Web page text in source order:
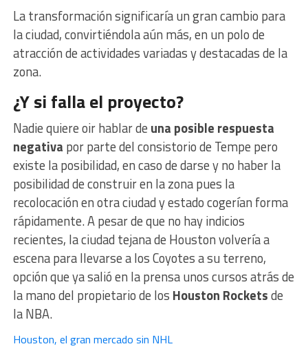
La transformación significaría un gran cambio para
la ciudad, convirtiéndola aún más, en un polo de
atracción de actividades variadas y destacadas de la
zona.
¿Y si falla el proyecto?
Nadie quiere oir hablar de una posible respuesta
negativa por parte del consistorio de Tempe pero
existe la posibilidad, en caso de darse y no haber la
posibilidad de construir en la zona pues la
recolocación en otra ciudad y estado cogerían forma
rápidamente. A pesar de que no hay indicios
recientes, la ciudad tejana de Houston volvería a
escena para llevarse a los Coyotes a su terreno,
opción que ya salió en la prensa unos cursos atrás de
la mano del propietario de los Houston Rocketsde
la NBA.
Houston, el gran mercado sin NHL